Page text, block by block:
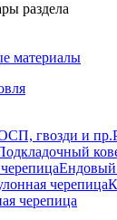
раздела
материалы
гвозди и пр.
Ендовый
черепица
черепица